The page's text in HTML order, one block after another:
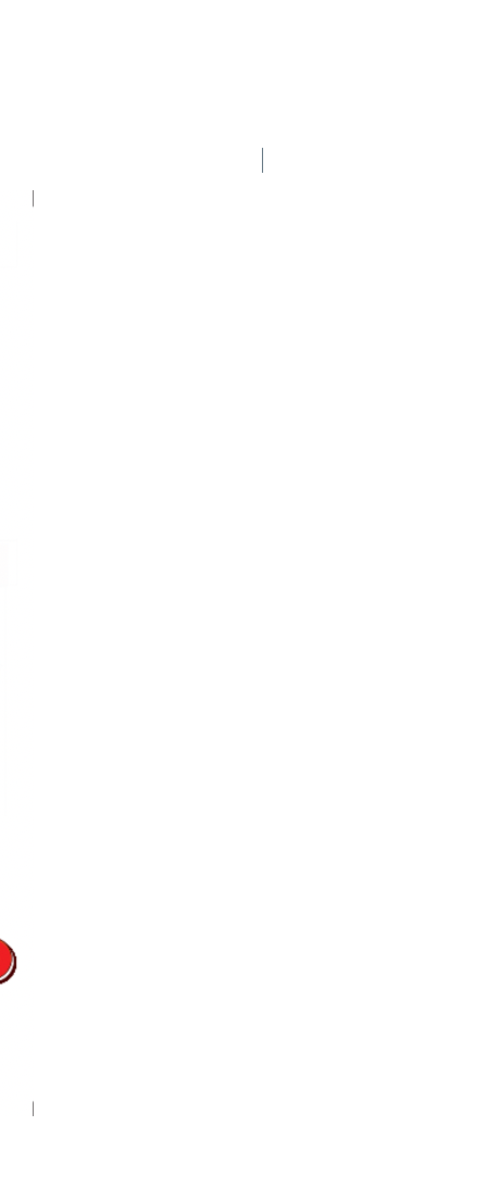
Fútbol. Se licenció en
de las organizaciones, el
la innovación, el
y la profundización de
en Aspire Academy, la
de fútbol que prepara a los
competir en todas las
desde menores de 16 años